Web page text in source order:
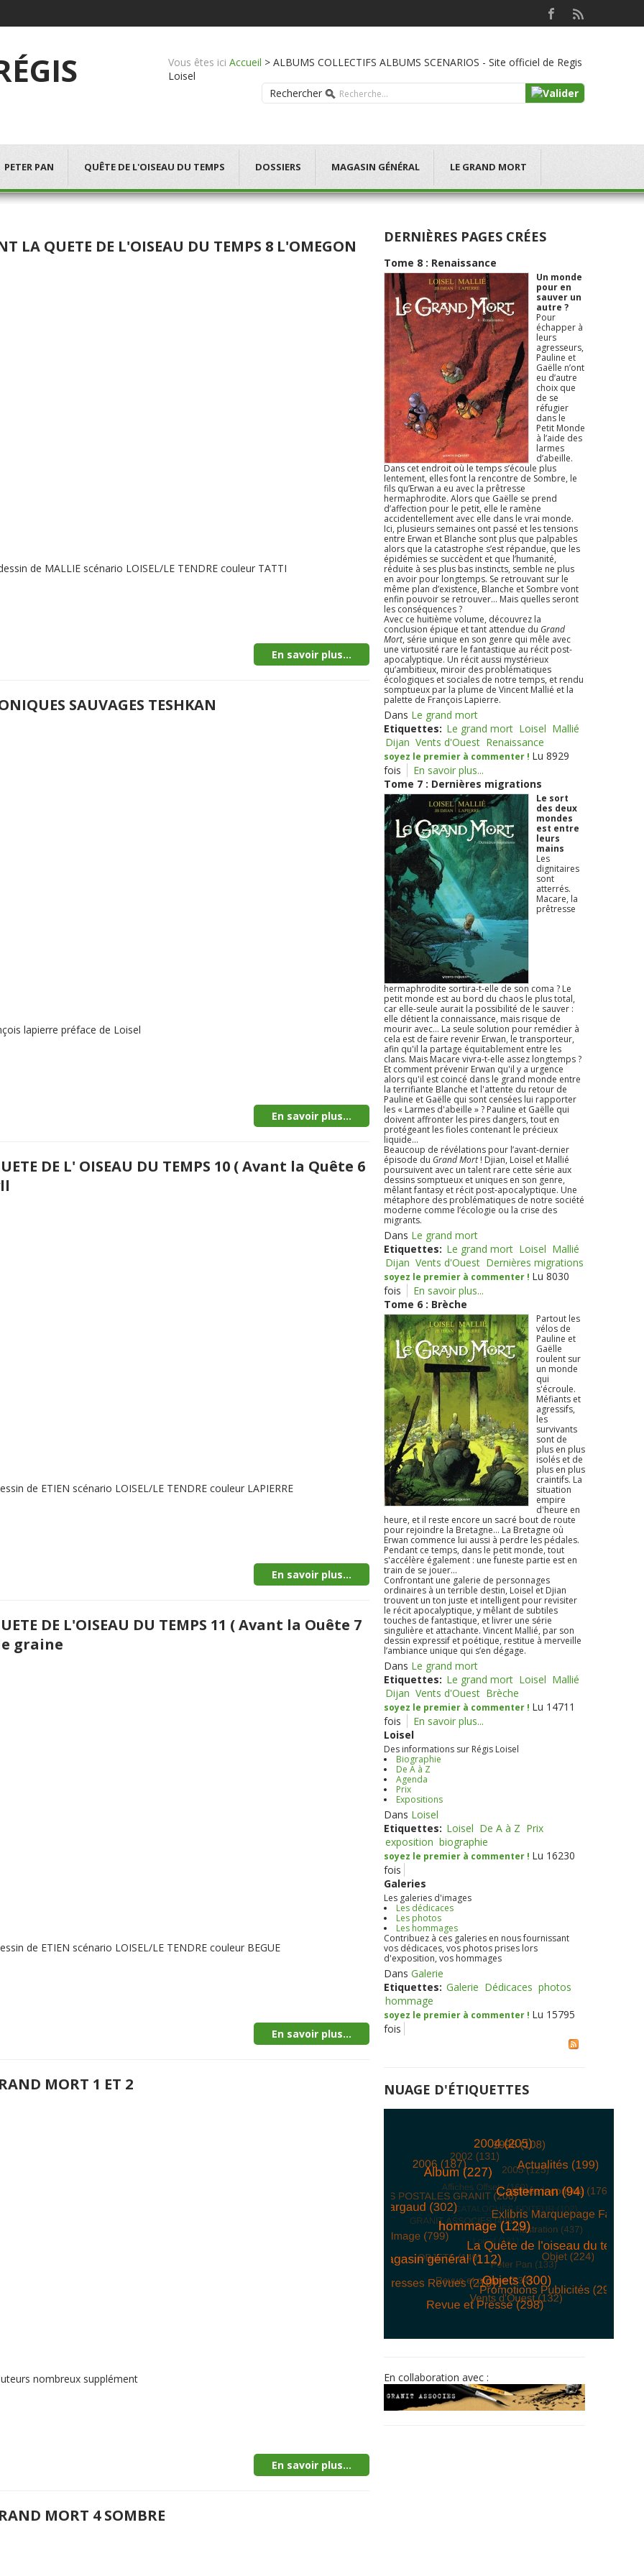
Vous êtes ici Accueil > ALBUMS COLLECTIFS ALBUMS SCENARIOS - Site officiel de Regis
Loisel
Rechercher
PETER PAN QUÊTE DE L'OISEAU DU TEMPS DOSSIERS MAGASIN GÉNÉRAL LE GRAND MORT
LA QUETE DE L'OISEAU DU TEMPS 8 L'OMEGON
de MALLIE scénario LOISEL/LE TENDRE couleur TATTI
En savoir plus...
SAUVAGES TESHKAN
lapierre préface de Loisel
En savoir plus...
DE L' OISEAU DU TEMPS 10 ( Avant la Quête 6
de ETIEN scénario LOISEL/LE TENDRE couleur LAPIERRE
En savoir plus...
DE L'OISEAU DU TEMPS 11 ( Avant la Ouête 7
graine
de ETIEN scénario LOISEL/LE TENDRE couleur BEGUE
En savoir plus...
MORT 1 ET 2
nombreux supplément
En savoir plus...
MORT 4 SOMBRE
DERNIÈRES PAGES CRÉES
Tome 8 : Renaissance
Un monde
pour en
sauver un
autre ?
Pour
échapper à
leurs
agresseurs,
Pauline et
Gaëlle n’ont
eu d’autre
choix que
de se
réfugier
dans le
Petit Monde
à l’aide des
larmes
d’abeille.
Dans cet endroit où le temps s’écoule plus
lentement, elles font la rencontre de Sombre, le
fils qu’Erwan a eu avec la prêtresse
hermaphrodite. Alors que Gaëlle se prend
d’affection pour le petit, elle le ramène
accidentellement avec elle dans le vrai monde.
Ici, plusieurs semaines ont passé et les tensions
entre Erwan et Blanche sont plus que palpables
alors que la catastrophe s’est répandue, que les
épidémies se succèdent et que l’humanité,
réduite à ses plus bas instincts, semble ne plus
en avoir pour longtemps. Se retrouvant sur le
même plan d’existence, Blanche et Sombre vont
enfin pouvoir se retrouver… Mais quelles seront
les conséquences ?
Avec ce huitième volume, découvrez la
conclusion épique et tant attendue du Grand
Mort, série unique en son genre qui mêle avec
une virtuosité rare le fantastique au récit post-
apocalyptique. Un récit aussi mystérieux
qu’ambitieux, miroir des problématiques
écologiques et sociales de notre temps, et rendu
somptueux par la plume de Vincent Mallié et la
palette de François Lapierre.
Dans Le grand mort
Etiquettes: Le grand mort Loisel Mallié
Dijan Vents d'Ouest Renaissance
soyez le premier à commenter ! Lu 8929
fois
En savoir plus...
Tome 7 : Dernières migrations
Le sort
des deux
mondes
est entre
leurs
mains
Les
dignitaires
sont
atterrés.
Macare, la
prêtresse
hermaphrodite sortira-t-elle de son coma ? Le
petit monde est au bord du chaos le plus total,
car elle-seule aurait la possibilité de le sauver :
elle détient la connaissance, mais risque de
mourir avec... La seule solution pour remédier à
cela est de faire revenir Erwan, le transporteur,
afin qu'il la partage équitablement entre les
clans. Mais Macare vivra-t-elle assez longtemps ?
Et comment prévenir Erwan qu'il y a urgence
alors qu'il est coincé dans le grand monde entre
la terrifiante Blanche et l'attente du retour de
Pauline et Gaëlle qui sont censées lui rapporter
les « Larmes d'abeille » ? Pauline et Gaëlle qui
doivent affronter les pires dangers, tout en
protégeant les fioles contenant le précieux
liquide...
Beaucoup de révélations pour l’avant-dernier
épisode du Grand Mort! Djian, Loisel et Mallié
poursuivent avec un talent rare cette série aux
dessins somptueux et uniques en son genre,
mêlant fantasy et récit post-apocalyptique. Une
métaphore des problématiques de notre société
moderne comme l’écologie ou la crise des
migrants.
Dans Le grand mort
Etiquettes: Le grand mort Loisel Mallié
Dijan Vents d'Ouest Dernières migrations
soyez le premier à commenter ! Lu 8030
fois
En savoir plus...
Tome 6 : Brèche
Partout les
vélos de
Pauline et
Gaëlle
roulent sur
un monde
qui
s'écroule.
Méfiants et
agressifs,
les
survivants
sont de
plus en plus
isolés et de
plus en plus
craintifs. La
situation
empire
d'heure en
heure, et il reste encore un sacré bout de route
pour rejoindre la Bretagne... La Bretagne où
Erwan commence lui aussi à perdre les pédales.
Pendant ce temps, dans le petit monde, tout
s'accélère également : une funeste partie est en
train de se jouer...
Confrontant une galerie de personnages
ordinaires à un terrible destin, Loisel et Djian
trouvent un ton juste et intelligent pour revisiter
le récit apocalyptique, y mêlant de subtiles
touches de fantastique, et livrer une série
singulière et attachante. Vincent Mallié, par son
dessin expressif et poétique, restitue à merveille
l’ambiance unique qui s’en dégage.
Dans Le grand mort
Etiquettes: Le grand mort Loisel Mallié
Dijan Vents d'Ouest Brèche
soyez le premier à commenter ! Lu 14711
fois
En savoir plus...
Loisel
Des informations sur Régis Loisel
Biographie
De A à Z
Agenda
Prix
Expositions
Dans Loisel
Etiquettes: Loisel De A à Z Prix
exposition biographie
soyez le premier à commenter ! Lu 16230
fois
Galeries
Les galeries d'images
Les dédicaces
Les photos
Les hommages
Contribuez à ces galeries en nous fournissant
vos dédicaces, vos photos prises lors
d'exposition, vos hommages
Dans Galerie
Etiquettes: Galerie Dédicaces photos
hommage
soyez le premier à commenter ! Lu 15795
fois
NUAGE D'ÉTIQUETTES
En collaboration avec :